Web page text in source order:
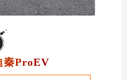
秦ProEV